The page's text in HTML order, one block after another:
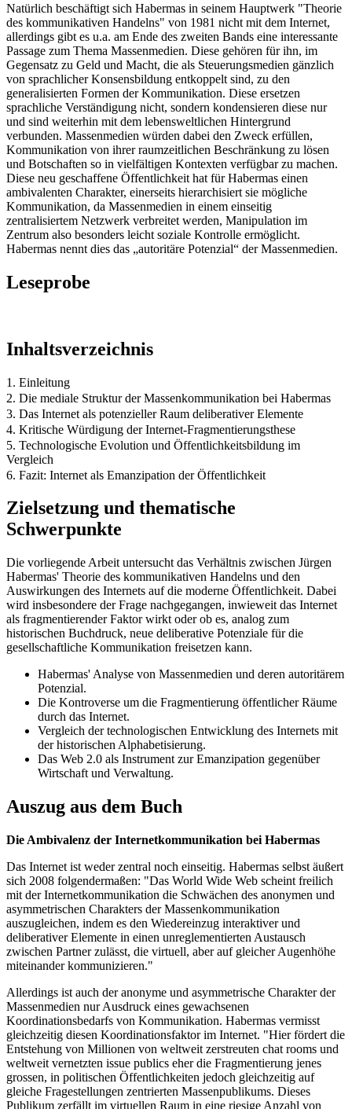
Natürlich beschäftigt sich Habermas in seinem Hauptwerk "Theorie
des kommunikativen Handelns" von 1981 nicht mit dem Internet,
allerdings gibt es u.a. am Ende des zweiten Bands eine interessante
Passage zum Thema Massenmedien. Diese gehören für ihn, im
Gegensatz zu Geld und Macht, die als Steuerungsmedien gänzlich
von sprachlicher Konsensbildung entkoppelt sind, zu den
generalisierten Formen der Kommunikation. Diese ersetzen
sprachliche Verständigung nicht, sondern kondensieren diese nur
und sind weiterhin mit dem lebensweltlichen Hintergrund
verbunden. Massenmedien würden dabei den Zweck erfüllen,
Kommunikation von ihrer raumzeitlichen Beschränkung zu lösen
und Botschaften so in vielfältigen Kontexten verfügbar zu machen.
Diese neu geschaffene Öffentlichkeit hat für Habermas einen
ambivalenten Charakter, einerseits hierarchisiert sie mögliche
Kommunikation, da Massenmedien in einem einseitig
zentralisiertem Netzwerk verbreitet werden, Manipulation im
Zentrum also besonders leicht soziale Kontrolle ermöglicht.
Habermas nennt dies das „autoritäre Potenzial“ der Massenmedien.
Leseprobe
Inhaltsverzeichnis
1. Einleitung
2. Die mediale Struktur der Massenkommunikation bei Habermas
3. Das Internet als potenzieller Raum deliberativer Elemente
4. Kritische Würdigung der Internet-Fragmentierungsthese
5. Technologische Evolution und Öffentlichkeitsbildung im
Vergleich
6. Fazit: Internet als Emanzipation der Öffentlichkeit
Zielsetzung und thematische
Schwerpunkte
Die vorliegende Arbeit untersucht das Verhältnis zwischen Jürgen
Habermas' Theorie des kommunikativen Handelns und den
Auswirkungen des Internets auf die moderne Öffentlichkeit. Dabei
wird insbesondere der Frage nachgegangen, inwieweit das Internet
als fragmentierender Faktor wirkt oder ob es, analog zum
historischen Buchdruck, neue deliberative Potenziale für die
gesellschaftliche Kommunikation freisetzen kann.
Habermas' Analyse von Massenmedien und deren autoritärem
Potenzial.
Die Kontroverse um die Fragmentierung öffentlicher Räume
durch das Internet.
Vergleich der technologischen Entwicklung des Internets mit
der historischen Alphabetisierung.
Das Web 2.0 als Instrument zur Emanzipation gegenüber
Wirtschaft und Verwaltung.
Auszug aus dem Buch
Die Ambivalenz der Internetkommunikation bei Habermas
Das Internet ist weder zentral noch einseitig. Habermas selbst äußert
sich 2008 folgendermaßen: "Das World Wide Web scheint freilich
mit der Internetkommunikation die Schwächen des anonymen und
asymmetrischen Charakters der Massenkommunikation
auszugleichen, indem es den Wiedereinzug interaktiver und
deliberativer Elemente in einen unreglementierten Austausch
zwischen Partner zulässt, die virtuell, aber auf gleicher Augenhöhe
miteinander kommunizieren."
Allerdings ist auch der anonyme und asymmetrische Charakter der
Massenmedien nur Ausdruck eines gewachsenen
Koordinationsbedarfs von Kommunikation. Habermas vermisst
gleichzeitig diesen Koordinationsfaktor im Internet. "Hier fördert die
Entstehung von Millionen von weltweit zerstreuten chat rooms und
weltweit vernetzten issue publics eher die Fragmentierung jenes
grossen, in politischen Öffentlichkeiten jedoch gleichzeitig auf
gleiche Fragestellungen zentrierten Massenpublikums. Dieses
Publikum zerfällt im virtuellen Raum in eine riesige Anzahl von